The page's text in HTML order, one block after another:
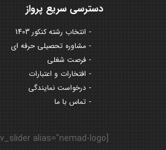
دسترسی سریع پرواز
انتخاب رشته کنکور 1403
مشاوره تحصیلی حرفه ای
فرصت شغلی
افتخارات و اعتبارات
درخواست نمایندگی
تماس با ما
[rev_slider alias="nemad-logo"]